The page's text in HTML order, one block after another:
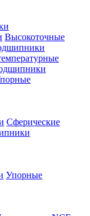
Высокоточные
Сферические
Упорные